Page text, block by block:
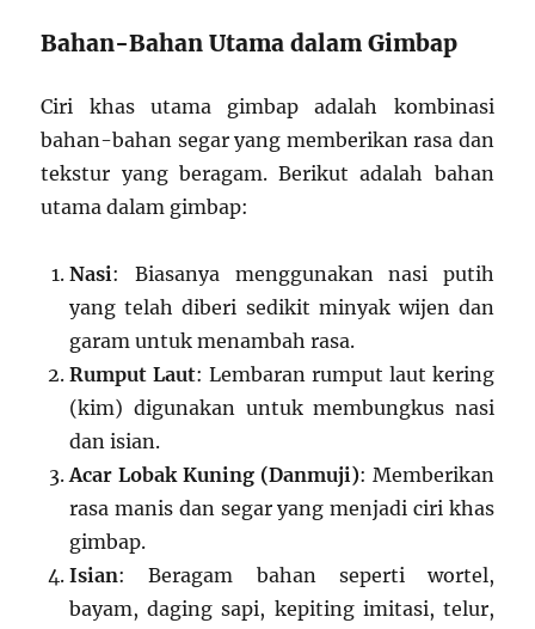
Bahan-Bahan Utama dalam Gimbap
Ciri khas utama gimbap adalah kombinasi
bahan-bahan segar yang memberikan rasa dan
tekstur yang beragam. Berikut adalah bahan
utama dalam gimbap:
Nasi: Biasanya menggunakan nasi putih
yang telah diberi sedikit minyak wijen dan
garam untuk menambah rasa.
Rumput Laut: Lembaran rumput laut kering
(kim) digunakan untuk membungkus nasi
dan isian.
Acar Lobak Kuning (Danmuji): Memberikan
rasa manis dan segar yang menjadi ciri khas
gimbap.
Isian: Beragam bahan seperti wortel,
bayam, daging sapi, kepiting imitasi, telur,